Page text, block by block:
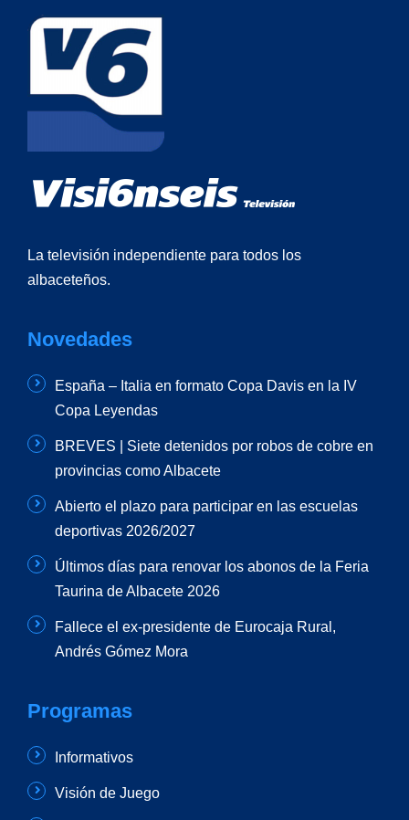
La televisión independiente para todos los
albaceteños.
Novedades
España – Italia en formato Copa Davis en la IV
Copa Leyendas
BREVES | Siete detenidos por robos de cobre en
provincias como Albacete
Abierto el plazo para participar en las escuelas
deportivas 2026/2027
Últimos días para renovar los abonos de la Feria
Taurina de Albacete 2026
Fallece el ex-presidente de Eurocaja Rural,
Andrés Gómez Mora
Programas
Informativos
Visión de Juego